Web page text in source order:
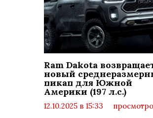
Ram Dakota
новый
пикап для Южной
Америки (197 л.с.)
12.10.2025 в 15:33